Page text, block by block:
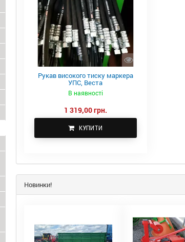
Рукав високого тиску маркера
УПС, Веста
В наявності
1 319,00 грн.
КУПИТИ
Новинки!